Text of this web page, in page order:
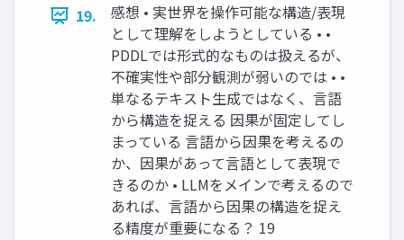
19.
感想 • 実世界を操作可能な構造/表現
として理解をしようとしている • •
PDDLでは形式的なものは扱えるが、
不確実性や部分観測が弱いのでは • •
単なるテキスト生成ではなく、言語
から構造を捉える 因果が固定してし
まっている 言語から因果を考えるの
か、因果があって言語として表現で
きるのか • LLMをメインで考えるので
あれば、言語から因果の構造を捉え
る精度が重要になる？ 19